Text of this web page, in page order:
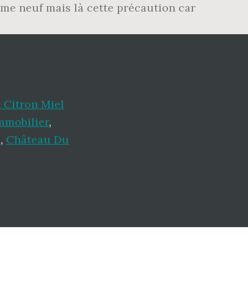
neuf mais là cette précaution car
Citron Miel
,
, Château Du